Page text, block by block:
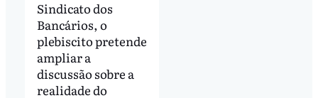
Sindicato dos
Bancários, o
plebiscito pretende
ampliar a
discussão sobre a
realidade do